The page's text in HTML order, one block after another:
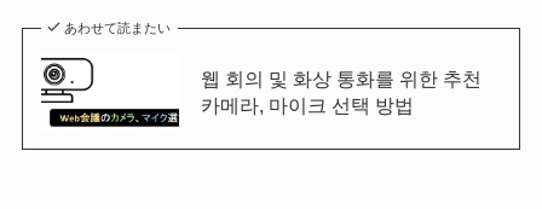
あわせて読またい
웹 회의 및 화상 통화를 위한 추천
카메라, 마이크 선택 방법